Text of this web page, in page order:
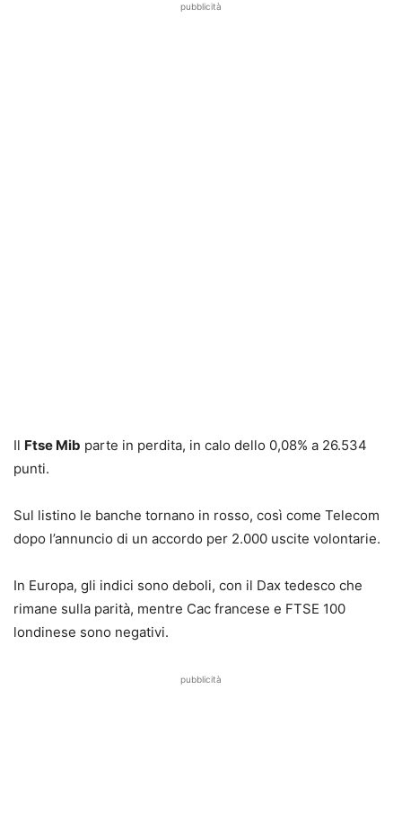
pubblicità
Il Ftse Mib parte in perdita, in calo dello 0,08% a 26.534
punti.
Sul listino le banche tornano in rosso, così come Telecom
dopo l’annuncio di un accordo per 2.000 uscite volontarie.
In Europa, gli indici sono deboli, con il Dax tedesco che
rimane sulla parità, mentre Cac francese e FTSE 100
londinese sono negativi.
pubblicità